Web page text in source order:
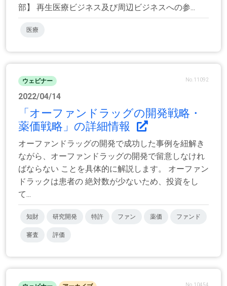
部】 再生医療ビジネス及び周辺ビジネスへの参...
医療
ウェビナー No.11092
2022/04/14
「オーファンドラッグの開発戦略・
薬価戦略」の詳細情報
オーファンドラッグの開発で成功した事例を紐解き
ながら、オーファンドラッグの開発で留意しなけれ
ばならない ことを具体的に解説します。 オーファン
ドラックは患者の 絶対数が少ないため、投資をし
て...
知財 研究開発 特許 ファン 薬価 ファンド
審査 評価